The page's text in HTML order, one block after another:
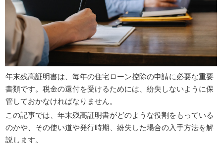
年末残高証明書は、毎年の住宅ローン控除の申請に必要な重要
書類です。税金の還付を受けるためには、紛失しないように保
管しておかなければなりません。
この記事では、年末残高証明書がどのような役割をもっている
のかや、その使い道や発行時期、紛失した場合の入手方法を解
説します。